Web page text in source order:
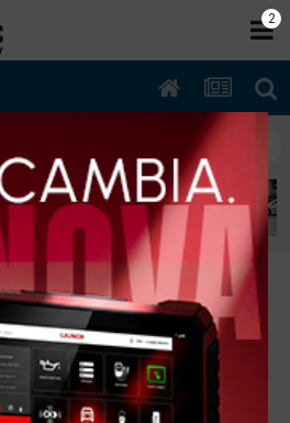
coupe 06/2011
errore p20b1
2